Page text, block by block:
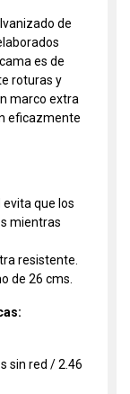
de
es de
roturas y
marco extra
eficazmente
evita que los
mientras
resistente.
de 26 cms.
sin red / 2.46